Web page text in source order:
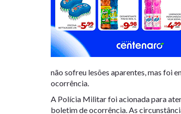
não sofreu lesões aparentes, mas foi
ocorrência.
A Polícia Militar foi acionada para
boletim de ocorrência. As